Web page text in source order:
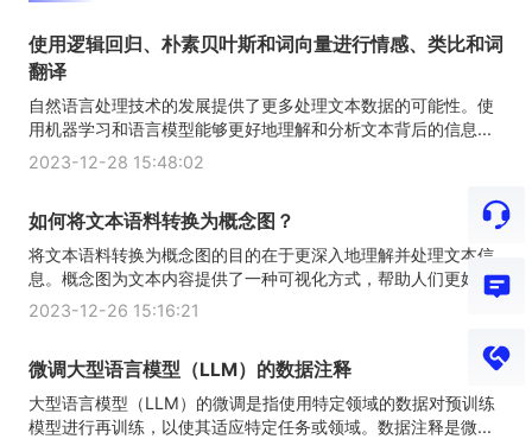
使用逻辑回归、朴素贝叶斯和词向量进行情感、类比和词
翻译
自然语言处理技术的发展提供了更多处理文本数据的可能性。使
用机器学习和语言模型能够更好地理解和分析文本背后的信息...
2023-12-28 15:48:02
如何将文本语料转换为概念图？
将文本语料转换为概念图的目的在于更深入地理解并处理文本信
息。概念图为文本内容提供了一种可视化方式，帮助人们更好...
2023-12-26 15:16:21
微调大型语言模型（LLM）的数据注释
大型语言模型（LLM）的微调是指使用特定领域的数据对预训练
模型进行再训练，以使其适应特定任务或领域。数据注释是微...